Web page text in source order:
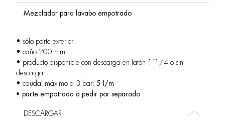
Mezclador para lavabo empotrado
• sólo parte exterior
• caño 200 mm
• producto disponible con descarga en latón 1”1/4 o sin
descarga
• caudal máximo a 3 bar: 5 l/m
• parte empotrada a pedir por separado
DESCARGAR